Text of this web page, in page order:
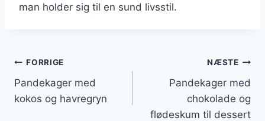
man holder sig til en sund livsstil.
Indlægsnavigation
FORRIGE
Pandekager med
kokos og havregryn
NÆSTE
Pandekager med
chokolade og
flødeskum til dessert